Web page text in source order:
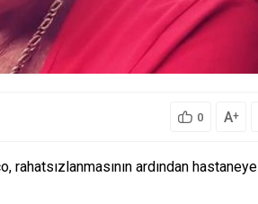
0 A+
rahatsızlanmasının ardından hastaneye